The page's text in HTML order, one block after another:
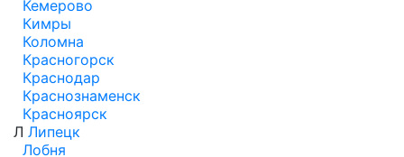
Кемерово
Кимры
Коломна
Красногорск
Краснодар
Краснознаменск
Красноярск
Л Липецк
Лобня